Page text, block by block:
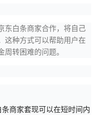
东白条商家合作，将自己
这种方式可以帮助用户在
转困难的问题。
商家套现可以在短时间内